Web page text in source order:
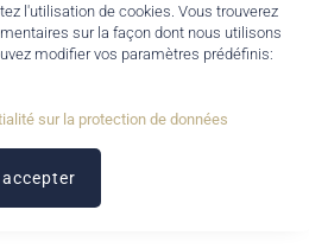
l'utilisation de cookies. Vous trouverez
sur la façon dont nous utilisons
modifier vos paramètres prédéfinis:
sur la protection de données
accepter
| All rights reserved